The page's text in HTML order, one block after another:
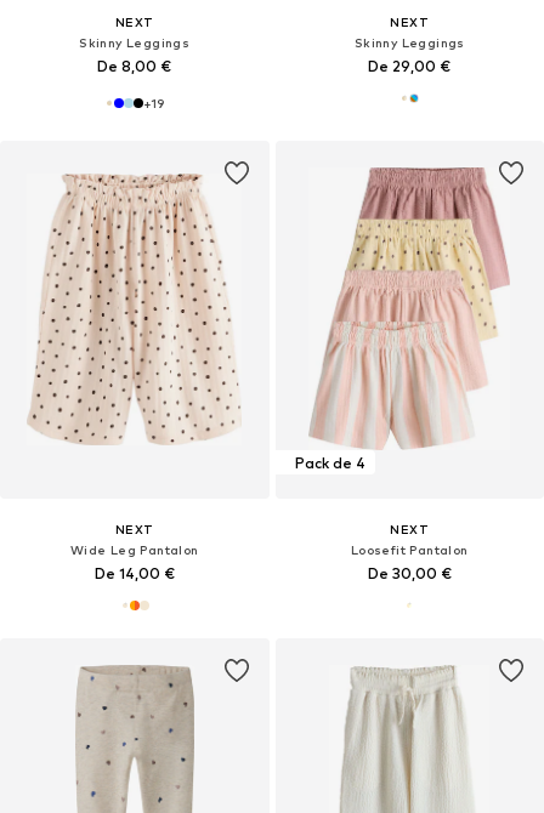
NEXT
Skinny Leggings
De 8,00 €
+19
NEXT
Skinny Leggings
De 29,00 €
NEXT
Wide Leg Pantalon
De 14,00 €
Pack de 4
NEXT
Loosefit Pantalon
De 30,00 €